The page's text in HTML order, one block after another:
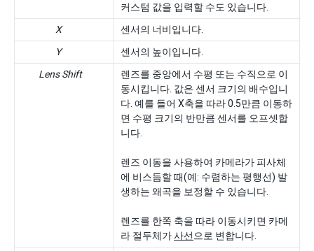
커스텀 값을 입력할 수도 있습니다.
X
센서의 너비입니다.
Y
센서의 높이입니다.
Lens Shift
렌즈를 중앙에서 수평 또는 수직으로 이
동시킵니다. 값은 센서 크기의 배수입니
다. 예를 들어 X축을 따라 0.5만큼 이동하
면 수평 크기의 반만큼 센서를 오프셋합
니다.
렌즈 이동을 사용하여 카메라가 피사체
에 비스듬할 때(예: 수렴하는 평행선) 발
생하는 왜곡을 보정할 수 있습니다.
렌즈를 한쪽 축을 따라 이동시키면 카메
라 절두체가사선 으로 변합니다.